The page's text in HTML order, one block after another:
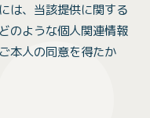
は、当該提供に関する
のような個人関連情報
本人の同意を得たか